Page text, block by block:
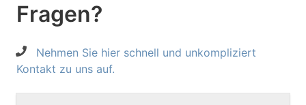
Fragen?
Nehmen Sie hier schnell und unkompliziert
Kontakt zu uns auf.